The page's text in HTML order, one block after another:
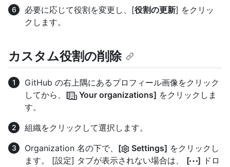
必要に応じて役割を変更し、[役割の更新] をクリッ
クします。
カスタム役割の削除
GitHub の右上隅にあるプロフィール画像をクリック
してから、 [ Your organizations] をクリックしま
す。
組織をクリックして選択します。
Organization 名の下で、 [ Settings] をクリックし
ます。 [設定] タブが表示されない場合は、 [ ] ドロ